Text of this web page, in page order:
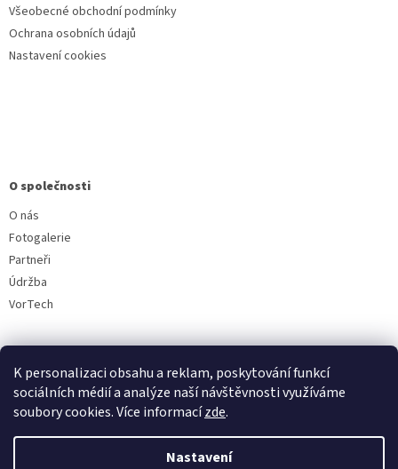
K personalizaci obsahu a reklam, poskytování funkcí
sociálních médií a analýze naší návštěvnosti využíváme
soubory cookies. Více informacízde.
Nastavení
Všeobecné obchodní podmínky
Ochrana osobních údajů
Nastavení cookies
O společnosti
O nás
Fotogalerie
Partneři
Údržba
VorTech